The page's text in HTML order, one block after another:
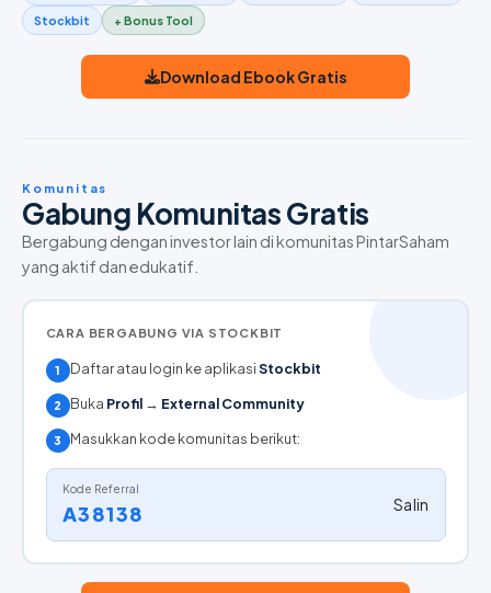
Stockbit + Bonus Tool
Download Ebook Gratis
Komunitas
Gabung Komunitas Gratis
Bergabung dengan investor lain di komunitas PintarSaham
yang aktif dan edukatif.
CARA BERGABUNG VIA STOCKBIT
1 Daftar atau login ke aplikasiStockbit
2 Buka Profil→ External Community
3 Masukkan kode komunitas berikut:
Kode Referral
A38138 Salin